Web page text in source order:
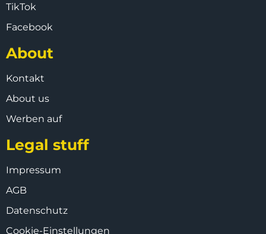
TikTok
Facebook
About
Kontakt
About us
Werben auf
Legal stuff
Impressum
AGB
Datenschutz
Cookie-Einstellungen